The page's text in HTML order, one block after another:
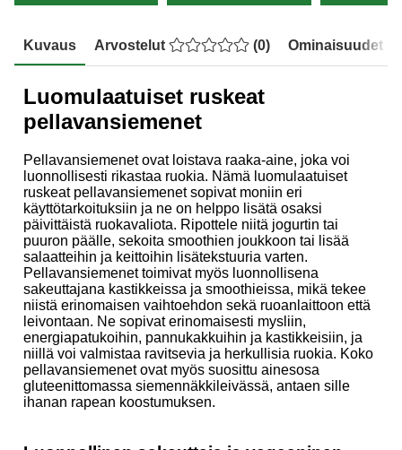
Kuvaus Arvostelut (0) Ominaisuudet
Luomulaatuiset ruskeat
pellavansiemenet
Pellavansiemenet ovat loistava raaka-aine, joka voi
luonnollisesti rikastaa ruokia. Nämä luomulaatuiset
ruskeat pellavansiemenet sopivat moniin eri
käyttötarkoituksiin ja ne on helppo lisätä osaksi
päivittäistä ruokavaliota. Ripottele niitä jogurtin tai
puuron päälle, sekoita smoothien joukkoon tai lisää
salaatteihin ja keittoihin lisätekstuuria varten.
Pellavansiemenet toimivat myös luonnollisena
sakeuttajana kastikkeissa ja smoothieissa, mikä tekee
niistä erinomaisen vaihtoehdon sekä ruoanlaittoon että
leivontaan. Ne sopivat erinomaisesti mysliin,
energiapatukoihin, pannukakkuihin ja kastikkeisiin, ja
niillä voi valmistaa ravitsevia ja herkullisia ruokia. Koko
pellavansiemenet ovat myös suosittu ainesosa
gluteenittomassa siemennäkkileivässä, antaen sille
ihanan rapean koostumuksen.